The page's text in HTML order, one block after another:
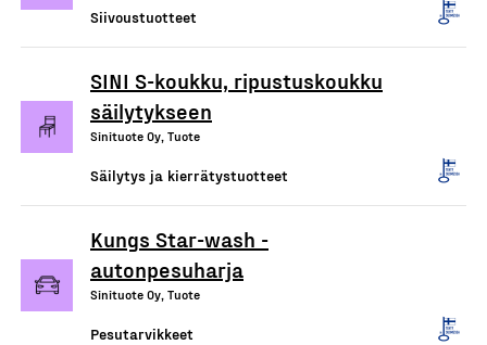
Siivoustuotteet
SINI S-koukku, ripustuskoukku
säilytykseen
Sinituote Oy, Tuote
Säilytys ja kierrätystuotteet
Kungs Star-wash -
autonpesuharja
Sinituote Oy, Tuote
Pesutarvikkeet